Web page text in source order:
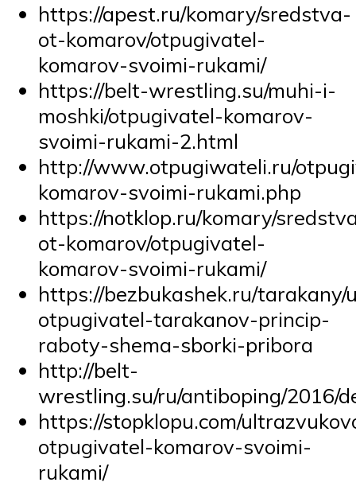
https://apest.ru/komary/sredstva-
ot-komarov/otpugivatel-
komarov-svoimi-rukami/
https://belt-wrestling.su/muhi-i-
moshki/otpugivatel-komarov-
svoimi-rukami-2.html
http://www.otpugiwateli.ru/
komarov-svoimi-rukami.php
https://notklop.ru/komary/
ot-komarov/otpugivatel-
komarov-svoimi-rukami/
https://bezbukashek.ru/
otpugivatel-tarakanov-princip-
raboty-shema-sborki-pribora
http://belt-
wrestling.su/ru/antiboping/2016/
https://stopklopu.com/
otpugivatel-komarov-svoimi-
rukami/